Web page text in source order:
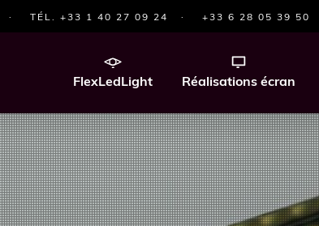
· TÉL. +33 1 40 27 09 24 · +33 6 28 05 39 50
FlexLedLight Réalisations écran